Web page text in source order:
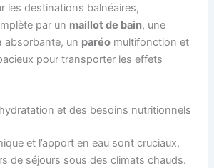
les destinations balnéaires,
par un maillot de bain, une
absorbante, un paréo multifonction et
pour transporter les effets
et des besoins nutritionnels
et l’apport en eau sont cruciaux,
de séjours sous des climats chauds.